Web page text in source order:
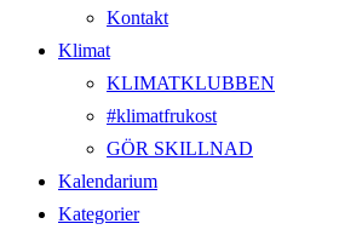
Kontakt
Klimat
KLIMATKLUBBEN
#klimatfrukost
GÖR SKILLNAD
Kalendarium
Kategorier